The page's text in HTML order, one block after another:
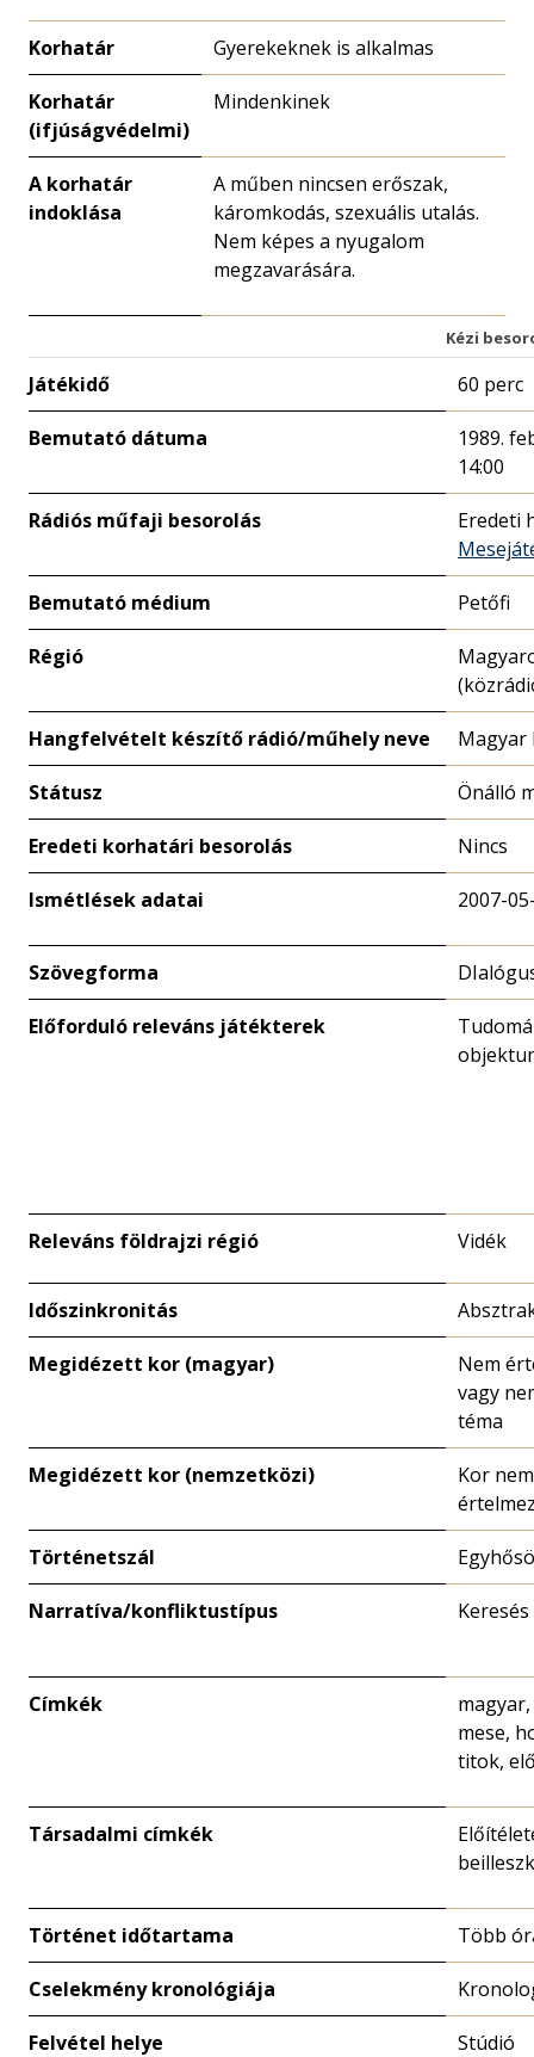
Korhatár Gyerekeknek is alkalmas
Korhatár
(ifjúságvédelmi)
Mindenkinek
A korhatár
indoklása
A műben nincsen erőszak,
káromkodás, szexuális utalás.
Nem képes a nyugalom
megzavarására.
Kézi
Játékidő 60 perc
Bemutató dátuma
1989.
14:00
Rádiós műfaji besorolás
Eredeti
Bemutató médium Petőfi
Régió
Hangfelvételt készítő rádió/műhely neve Magyar
Státusz Önálló
Eredeti korhatári besorolás Nincs
Ismétlések adatai 2007-
Szövegforma
Előforduló releváns játékterek
Releváns földrajzi régió Vidék
Időszinkronitás
Megidézett kor (magyar)
Nem
vagy
téma
Megidézett kor (nemzetközi)
Kor nem
Történetszál
Narratíva/konfliktustípus Keresés
Címkék
mese,
titok,
Társadalmi címkék
Történet időtartama Több
Cselekmény kronológiája
Felvétel helye Stúdió